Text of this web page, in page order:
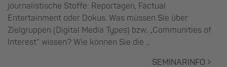
journalistische Stoffe: Reportagen, Factual
Entertainment oder Dokus. Was müssen Sie über
Zielgruppen (Digital Media Types) bzw. „Communities of
Interest“ wissen? Wie können Sie die ...
SEMINARINFO